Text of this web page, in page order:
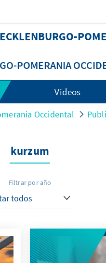
POMERANIA
Videos
Occidental
kurzum
Filtrar por año